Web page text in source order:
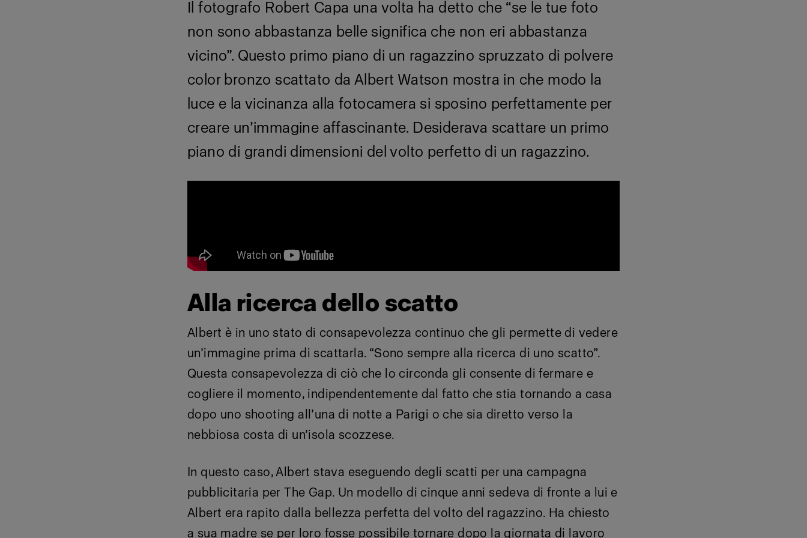
Il fotografo Robert Capa una volta ha detto che “se le tue foto
non sono abbastanza belle significa che non eri abbastanza
vicino”. Questo primo piano di un ragazzino spruzzato di polvere
color bronzo scattato da Albert Watson mostra in che modo la
luce e la vicinanza alla fotocamera si sposino perfettamente per
creare un’immagine affascinante. Desiderava scattare un primo
piano di grandi dimensioni del volto perfetto di un ragazzino.
Alla ricerca dello scatto
Albert è in uno stato di consapevolezza continuo che gli permette di vedere
un’immagine prima di scattarla. “Sono sempre alla ricerca di uno scatto”.
Questa consapevolezza di ciò che lo circonda gli consente di fermare e
cogliere il momento, indipendentemente dal fatto che stia tornando a casa
dopo uno shooting all’una di notte a Parigi o che sia diretto verso la
nebbiosa costa di un’isola scozzese.
In questo caso, Albert stava eseguendo degli scatti per una campagna
pubblicitaria per The Gap. Un modello di cinque anni sedeva di fronte a lui e
Albert era rapito dalla bellezza perfetta del volto del ragazzino. Ha chiesto
a sua madre se per loro fosse possibile tornare dopo la giornata di lavoro